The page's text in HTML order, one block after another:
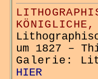
um 1827 –
Galerie:
HIER